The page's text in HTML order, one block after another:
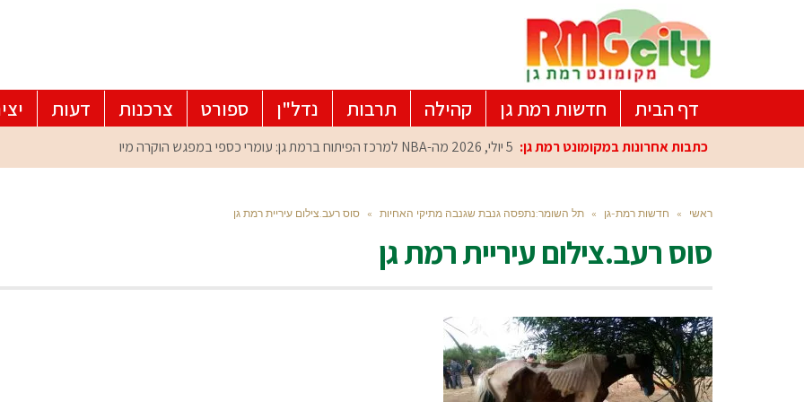
דף הבית חדשות רמת גן קהילה תרבות נדל"ן ספורט צרכנות דעות
כתבות אחרונות במקומונט רמת גן: 5 יולי, 2026 מה-NBA למרכז הפיתוח ברמת גן: עומרי כספי במפגש הוקרה מיוחד
ראשי » חדשות רמת-גן » תל השומר:נתפסה גנבת שגנבה מתיקי האחיות » סוס רעב.צילום עיריית רמת גן
סוס רעב.צילום עיריית רמת גן